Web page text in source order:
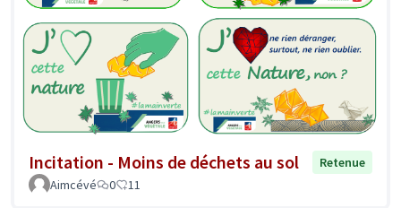
Incitation - Moins de déchets au sol
Retenue
Aimcévé
0 11